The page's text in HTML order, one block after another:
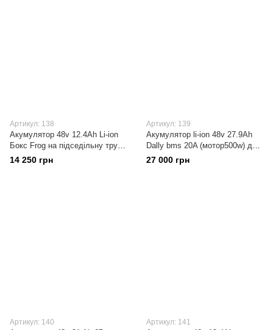
Артикул: 138
Акумулятор 48v 12.4Ah Li-ion
Бокс Frog на підседільну трубу
Samsung/Panasonic З плтою
захисту BMS 20A
14 250 грн
Артикул: 139
Акумулятор li-ion 48v 27.9Ah
Dally bms 20A (мотор500w) для
електровелосипеда 13s9p
(117елементів 18650)
27 000 грн
Артикул: 140 Артикул: 141